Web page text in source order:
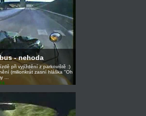
- nehoda
při vyjíždění z parkoviště :)
(milionkrát zasní hláška "Oh
...